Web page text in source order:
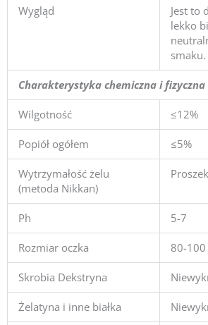
Wygląd
Jest to
lekko
smaku.
Charakterystyka chemiczna i fizyczna
Wilgotność ≤12%
Popiół ogółem ≤5%
Wytrzymałość żelu
(metoda Nikkan)
Ph 5-7
Rozmiar oczka 80-100
Skrobia Dekstryna
Żelatyna i inne białka